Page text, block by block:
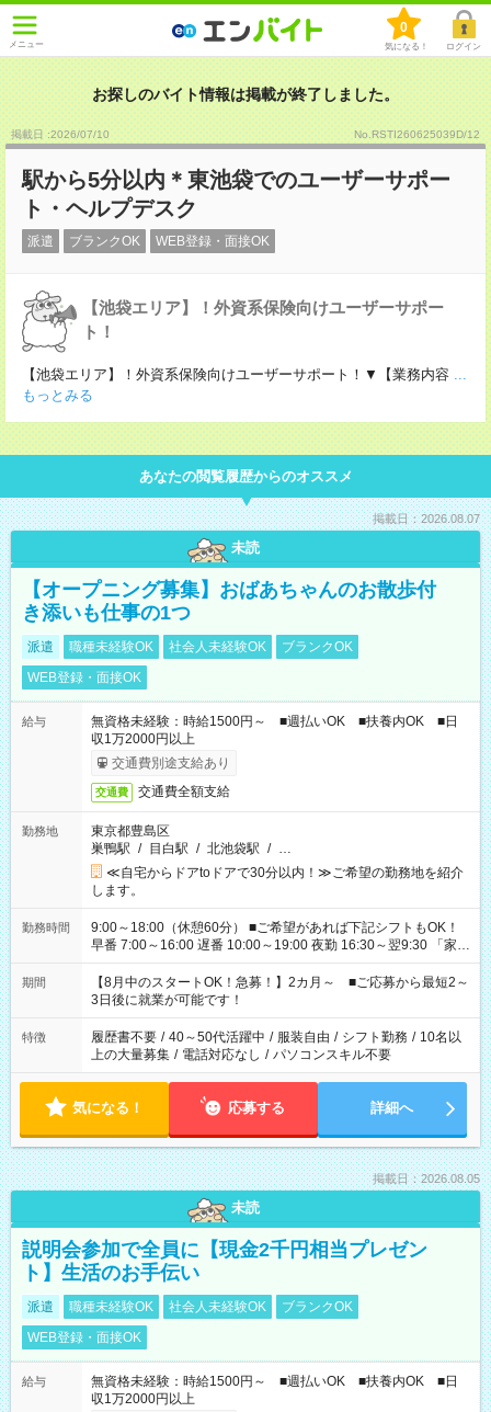
メニュー
0
気になる！ ログイン
お探しのバイト情報は掲載が終了しました。
掲載日 :2026/07/10 No.RSTI260625039D/12
駅から5分以内＊東池袋でのユーザーサポー
ト・ヘルプデスク
派遣 ブランクOK WEB登録・面接OK
【池袋エリア】！外資系保険向けユーザーサポー
ト！
【池袋エリア】！外資系保険向けユーザーサポート！▼【業務内容 ...
もっとみる
あなたの閲覧履歴からのオススメ
掲載日：2026.08.07
未読
【オープニング募集】おばあちゃんのお散歩付
き添いも仕事の1つ
派遣 職種未経験OK 社会人未経験OK
ブランクOK
WEB登録・面接OK
給与
無資格未経験：時給1500円～ ■週払いOK ■扶養内OK ■日
収1万2000円以上
交通費別途支給あり
交通費 交通費全額支給
勤務地
東京都豊島区
巣鴨駅 / 目白駅 / 北池袋駅 / …
≪自宅からドアtoドアで30分以内！≫ご希望の勤務地を紹介
します。
勤務時間
9:00～18:00（休憩60分） ■ご希望があれば下記シフトもOK！
早番 7:00～16:00 遅番 10:00～19:00 夜勤 16:30～翌9:30 「家族
と休みを合わせたい」 「余裕を持って夕飯の準備がしたい」
「できれば残業はしたくない」 など、ご希望を教えてください
ね。 ※Wワーク希望の方へ 今ご覧のお仕事で希望する勤務時間
と、もう1つのお仕事の勤務時間。 合計で週40時間を超える場
合は応募できません。
期間
【8月中のスタートOK！急募！】2カ月～ ■ご応募から最短2～
3日後に就業が可能です！
特徴 履歴書不要 / 40～50代活躍中 / 服装自由 / シフト勤務 / 10名以
上の大量募集 / 電話対応なし / パソコンスキル不要
気になる！ 応募する 詳細へ
掲載日：2026.08.05
未読
説明会参加で全員に【現金2千円相当プレゼン
ト】生活のお手伝い
派遣 職種未経験OK 社会人未経験OK
ブランクOK
WEB登録・面接OK
給与
無資格未経験：時給1500円～ ■週払いOK ■扶養内OK ■日
収1万2000円以上